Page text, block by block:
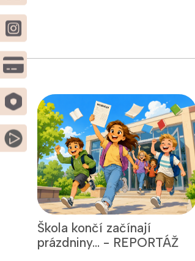
Škola končí začínají
prázdniny... - REPORTÁŽ